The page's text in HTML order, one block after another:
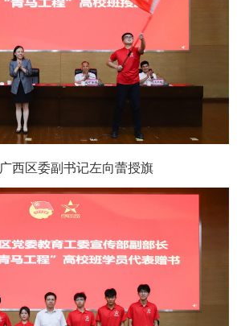
西区委副书记左向蕾授旗